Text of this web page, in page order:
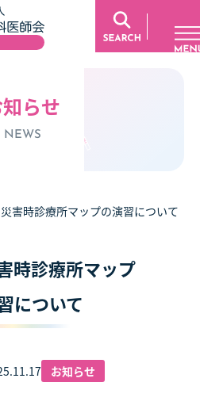
らせ
NEWS
害時診療所マップの演習について
時診療所マップ
について
お知らせ